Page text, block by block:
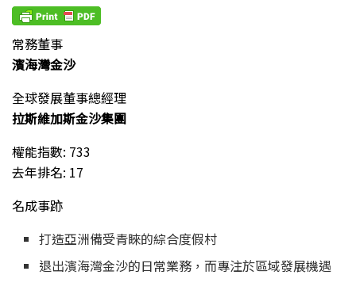
常務董事
濱海灣金沙
全球發展董事總經理
拉斯維加斯金沙集團
權能指數: 733
去年排名: 17
名成事跡
打造亞洲備受青睞的綜合度假村
退出濱海灣金沙的日常業務，而專注於區域發展機遇